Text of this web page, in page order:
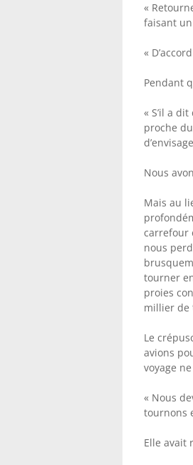
«
faisant
«
Pendant
« S’il a
proche
Nous
Mais au
carrefour
nous
tourner
proies
millier de
Le
avions
voyage
« Nous
tournons
Elle avait